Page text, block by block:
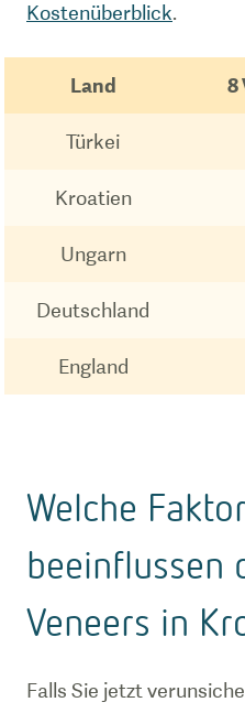
Kostenüberblick.
Land 8
Türkei
Kroatien
Ungarn
Deutschland
England
Welche
beeinflussen
Veneers in
Falls Sie jetzt